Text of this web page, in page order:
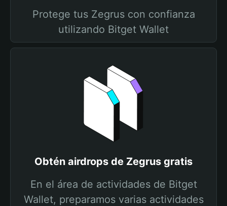
Protege tus Zegrus con confianza
utilizando Bitget Wallet
Obtén airdrops de Zegrus gratis
En el área de actividades de Bitget
Wallet, preparamos varias actividades